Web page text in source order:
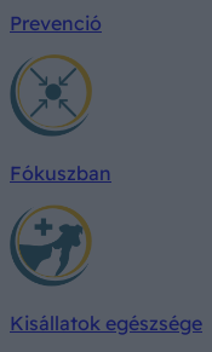
Prevenció
Fókuszban
Kisállatok egészsége